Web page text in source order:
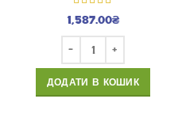
1,587.00₴
ДОДАТИ В КОШИК